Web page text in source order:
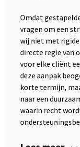
Omdat
vragen om een
wij niet met
directe regie van
voor elke cliënt
deze aanpak
korte termijn,
naar een
waarin recht